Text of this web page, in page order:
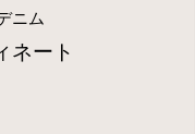
ニム
ネート